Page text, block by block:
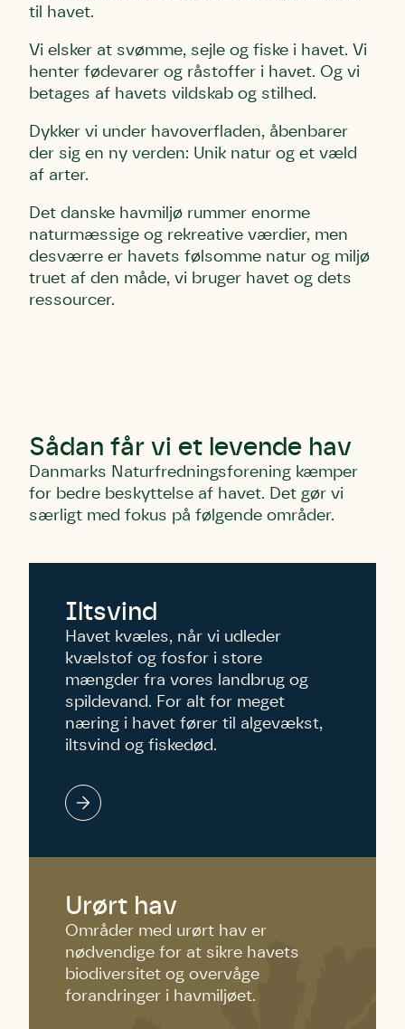
til havet.
Vi elsker at svømme, sejle og fiske i havet. Vi
henter fødevarer og råstoffer i havet. Og vi
betages af havets vildskab og stilhed.
Dykker vi under havoverfladen, åbenbarer
der sig en ny verden: Unik natur og et væld
af arter.
Det danske havmiljø rummer enorme
naturmæssige og rekreative værdier, men
desværre er havets følsomme natur og miljø
truet af den måde, vi bruger havet og dets
ressourcer.
Sådan får vi et levende hav
Danmarks Naturfredningsforening kæmper
for bedre beskyttelse af havet. Det gør vi
særligt med fokus på følgende områder.
Iltsvind
Havet kvæles, når vi udleder
kvælstof og fosfor i store
mængder fra vores landbrug og
spildevand. For alt for meget
næring i havet fører til algevækst,
iltsvind og fiskedød.
Urørt hav
Områder med urørt hav er
nødvendige for at sikre havets
biodiversitet og overvåge
forandringer i havmiljøet.